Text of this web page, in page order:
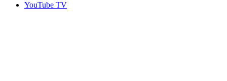
YouTube TV